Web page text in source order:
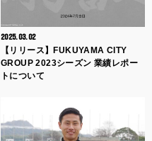
2025.03.02
【リリース】FUKUYAMA CITY
GROUP 2023シーズン 業績レポー
トについて